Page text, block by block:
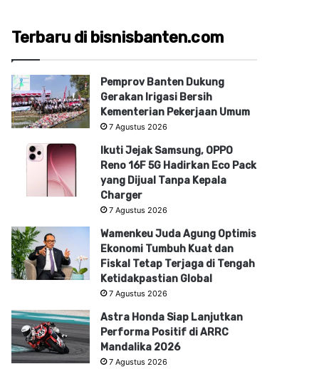
Terbaru di bisnisbanten.com
Pemprov Banten Dukung
Gerakan Irigasi Bersih
Kementerian Pekerjaan Umum
7 Agustus 2026
Ikuti Jejak Samsung, OPPO
Reno 16F 5G Hadirkan Eco Pack
yang Dijual Tanpa Kepala
Charger
7 Agustus 2026
Wamenkeu Juda Agung Optimis
Ekonomi Tumbuh Kuat dan
Fiskal Tetap Terjaga di Tengah
Ketidakpastian Global
7 Agustus 2026
Astra Honda Siap Lanjutkan
Performa Positif di ARRC
Mandalika 2026
7 Agustus 2026